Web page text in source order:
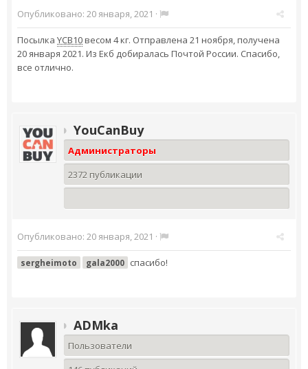
Опубликовано: 20 января, 2021 ·
Посылка YCB10весом 4 кг. Отправлена 21 ноября, получена
20 января 2021. Из Екб добиралась Почтой России. Спасибо,
все отлично.
YouCanBuy
Администраторы
2372 публикации
Опубликовано: 20 января, 2021 ·
sergheimoto gala2000 спасибо!
ADMka
Пользователи